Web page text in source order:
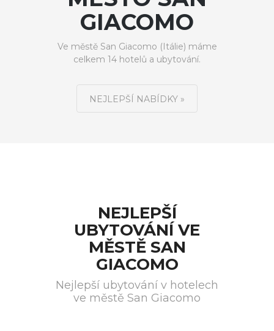
GIACOMO
Ve městě San Giacomo (Itálie) máme
celkem 14 hotelů a ubytování.
NEJLEPŠÍ NABÍDKY »
NEJLEPŠÍ
UBYTOVÁNÍ VE
MĚSTĚ SAN
GIACOMO
Nejlepší ubytování v hotelech
ve městě San Giacomo